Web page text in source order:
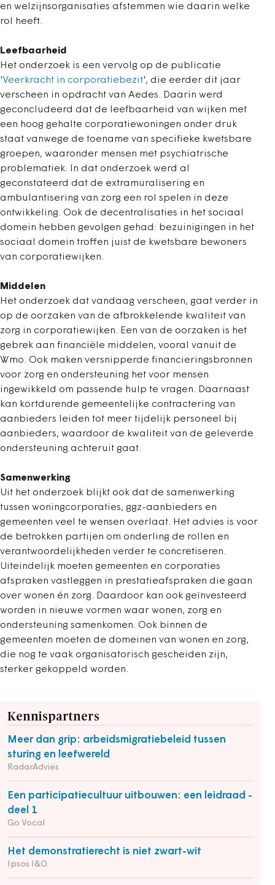
en welzijnsorganisaties afstemmen wie daarin welke
rol heeft.
Leefbaarheid
Het onderzoek is een vervolg op de publicatie
'Veerkracht in corporatiebezit', die eerder dit jaar
verscheen in opdracht van Aedes. Daarin werd
geconcludeerd dat de leefbaarheid van wijken met
een hoog gehalte corporatiewoningen onder druk
staat vanwege de toename van specifieke kwetsbare
groepen, waaronder mensen met psychiatrische
problematiek. In dat onderzoek werd al
geconstateerd dat de extramuralisering en
ambulantisering van zorg een rol spelen in deze
ontwikkeling. Ook de decentralisaties in het sociaal
domein hebben gevolgen gehad: bezuinigingen in het
sociaal domein troffen juist de kwetsbare bewoners
van corporatiewijken.
Middelen
Het onderzoek dat vandaag verscheen, gaat verder in
op de oorzaken van de afbrokkelende kwaliteit van
zorg in corporatiewijken. Een van de oorzaken is het
gebrek aan financiële middelen, vooral vanuit de
Wmo. Ook maken versnipperde financieringsbronnen
voor zorg en ondersteuning het voor mensen
ingewikkeld om passende hulp te vragen. Daarnaast
kan kortdurende gemeentelijke contractering van
aanbieders leiden tot meer tijdelijk personeel bij
aanbieders, waardoor de kwaliteit van de geleverde
ondersteuning achteruit gaat.
Samenwerking
Uit het onderzoek blijkt ook dat de samenwerking
tussen woningcorporaties, ggz-aanbieders en
gemeenten veel te wensen overlaat. Het advies is voor
de betrokken partijen om onderling de rollen en
verantwoordelijkheden verder te concretiseren.
Uiteindelijk moeten gemeenten en corporaties
afspraken vastleggen in prestatieafspraken die gaan
over wonen én zorg. Daardoor kan ook geïnvesteerd
worden in nieuwe vormen waar wonen, zorg en
ondersteuning samenkomen. Ook binnen de
gemeenten moeten de domeinen van wonen en zorg,
die nog te vaak organisatorisch gescheiden zijn,
sterker gekoppeld worden.
Kennispartners
Meer dan grip: arbeidsmigratiebeleid tussen
sturing en leefwereld
RadarAdvies
Een participatiecultuur uitbouwen: een leidraad -
deel 1
Go Vocal
Het demonstratierecht is niet zwart-wit
Ipsos I&O